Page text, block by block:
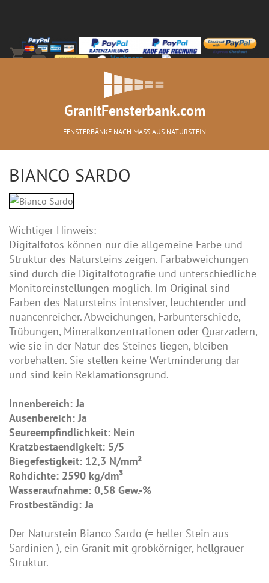
GranitFensterbank.com
FENSTERBÄNKE NACH MASS AUS NATURSTEIN
+49-(0)2066-2277-0
BIANCO SARDO
Wichtiger Hinweis:
Digitalfotos können nur die allgemeine Farbe und
Struktur des Natursteins zeigen. Farbabweichungen
sind durch die Digitalfotografie und unterschiedliche
Monitoreinstellungen möglich. Im Original sind
Farben des Natursteins intensiver, leuchtender und
nuancenreicher. Abweichungen, Farbunterschiede,
Trübungen, Mineralkonzentrationen oder Quarzadern,
wie sie in der Natur des Steines liegen, bleiben
vorbehalten. Sie stellen keine Wertminderung dar
und sind kein Reklamationsgrund.
Innenbereich: Ja
Ausenbereich: Ja
Seureempfindlichkeit: Nein
Kratzbestaendigkeit: 5/5
Biegefestigkeit: 12,3 N/mm²
Rohdichte: 2590 kg/dm³
Wasseraufnahme: 0,58 Gew.-%
Frostbeständig: Ja
Der Naturstein Bianco Sardo (= heller Stein aus
Sardinien ), ein Granit mit grobkörniger, hellgrauer
Struktur.